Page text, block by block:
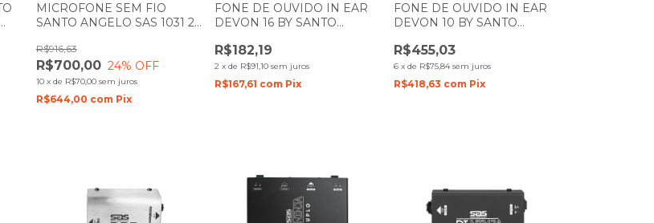
MICROFONE SEM FIO
SANTO ANGELO SAS 1031 2
R$700,00
R$916,63
24% OFF
10 x de R$70,00 sem juros
R$644,00 com Pix
FONE DE OUVIDO IN EAR
DEVON 16 BY SANTO
R$182,19
2 xde R$91,10 sem juros
R$167,61 com Pix
FONE DE OUVIDO IN EAR
DEVON 10 BY SANTO
R$455,03
6 x de R$75,84 sem juros
R$418,63 com Pix